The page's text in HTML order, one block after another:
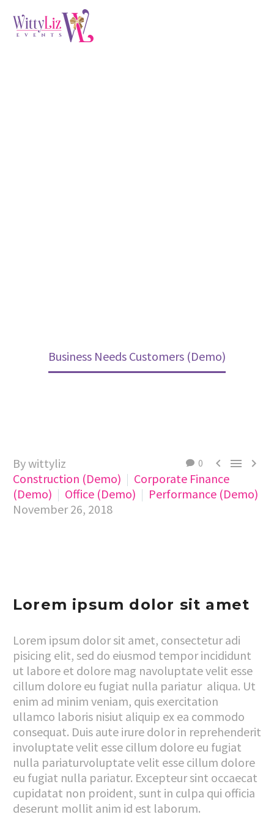
Business Needs Customers (Demo)
0   
By wittyliz
Construction (Demo)
Corporate Finance
(Demo)
Office (Demo)
Performance (Demo)
November 26, 2018
Lorem ipsum dolor sit amet
Lorem ipsum dolor sit amet, consectetur adi
pisicing elit, sed do eiusmod tempor incididunt
ut labore et dolore mag navoluptate velit esse
cillum dolore eu fugiat nulla pariatur aliqua. Ut
enim ad minim veniam, quis exercitation
ullamco laboris nisiut aliquip ex ea commodo
consequat. Duis aute irure dolor in reprehenderit
involuptate velit esse cillum dolore eu fugiat
nulla pariaturvoluptate velit esse cillum dolore
eu fugiat nulla pariatur. Excepteur sint occaecat
cupidatat non proident, sunt in culpa qui officia
deserunt mollit anim id est laborum.